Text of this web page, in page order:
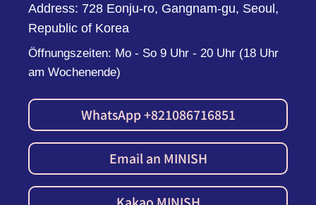
Address: 728 Eonju-ro, Gangnam-gu, Seoul,
Republic of Korea
Öffnungszeiten: Mo - So 9 Uhr - 20 Uhr (18 Uhr
am Wochenende)
WhatsApp +821086716851
Email an MINISH